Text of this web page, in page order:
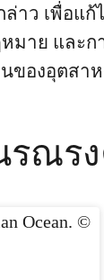
ล่าว เพื่อแ
มาย และก
ของอุตสา
รณร